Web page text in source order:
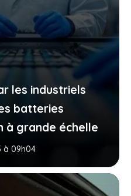
les industriels
batteries
à grande échelle
à 09h04